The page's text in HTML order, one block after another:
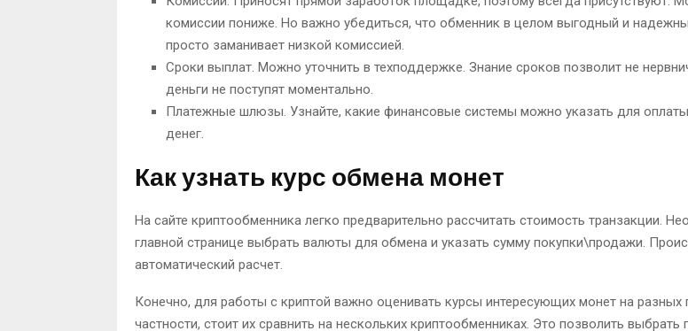
комиссии пониже. Но важно убедиться, что обменник в целом выгодный и
просто заманивает низкой комиссией.
Сроки выплат. Можно уточнить в техподдержке. Знание сроков позволит не
деньги не поступят моментально.
Платежные шлюзы. Узнайте, какие финансовые системы можно указать для
денег.
Как узнать курс обмена монет
На сайте криптообменника легко предварительно рассчитать стоимость транзакции.
главной странице выбрать валюты для обмена и указать сумму покупки\продажи.
автоматический расчет.
Конечно, для работы с криптой важно оценивать курсы интересующих монет на разных
частности, стоит их сравнить на нескольких криптообменниках. Это позволить